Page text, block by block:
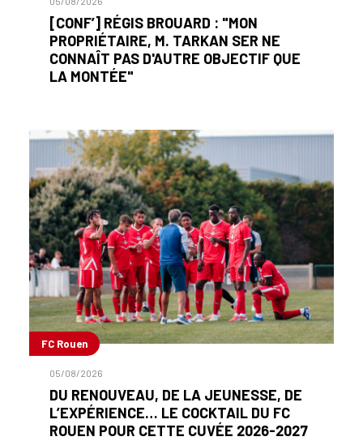
[CONF’] RÉGIS BROUARD : "MON
PROPRIÉTAIRE, M. TARKAN SER NE
CONNAÎT PAS D'AUTRE OBJECTIF QUE
LA MONTÉE"
FC Rouen
05/08/2026
DU RENOUVEAU, DE LA JEUNESSE, DE
L’EXPÉRIENCE… LE COCKTAIL DU FC
ROUEN POUR CETTE CUVÉE 2026-2027